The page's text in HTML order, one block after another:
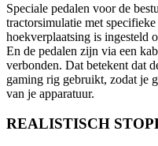
Speciale pedalen voor de
tractorsimulatie met
hoekverplaatsing is ingesteld
En de pedalen zijn via een
verbonden. Dat betekent dat
gaming rig gebruikt, zodat je
van je apparatuur.
REALISTISCH